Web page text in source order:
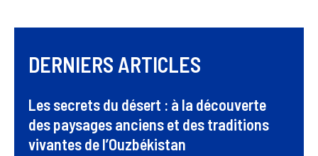
DERNIERS ARTICLES
Les secrets du désert : à la découverte
des paysages anciens et des traditions
vivantes de l’Ouzbékistan